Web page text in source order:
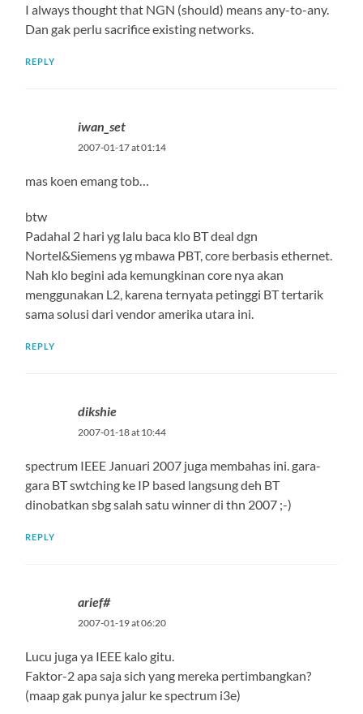
I always thought that NGN (should) means any-to-any.
Dan gak perlu sacrifice existing networks.
REPLY
iwan_set
2007-01-17 at 01:14
mas koen emang tob…
btw
Padahal 2 hari yg lalu baca klo BT deal dgn
Nortel&Siemens yg mbawa PBT, core berbasis ethernet.
Nah klo begini ada kemungkinan core nya akan
menggunakan L2, karena ternyata petinggi BT tertarik
sama solusi dari vendor amerika utara ini.
REPLY
dikshie
2007-01-18 at 10:44
spectrum IEEE Januari 2007 juga membahas ini. gara-
gara BT swtching ke IP based langsung deh BT
dinobatkan sbg salah satu winner di thn 2007 ;-)
REPLY
arief#
2007-01-19 at 06:20
Lucu juga ya IEEE kalo gitu.
Faktor-2 apa saja sich yang mereka pertimbangkan?
(maap gak punya jalur ke spectrum i3e)